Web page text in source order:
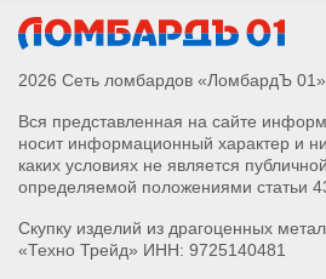
2026 Сеть ломбардов «ЛомбардЪ 01»
Вся представленная на сайте
носит информационный характер и
каких условиях не является
определяемой положениями статьи
Скупку изделий из драгоценных
«Техно Трейд» ИНН: 9725140481